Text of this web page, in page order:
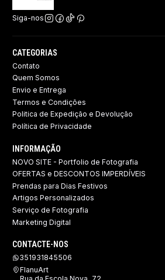
Siga-nos
CATEGORIAS
Contato
Quem Somos
Envio e Entrega
Termos e Condições
Politica de Expedição e Devolução ​
Política de Privacidade
INFORMAÇÃO
NOVO SITE - Portfolio de Fotografia
OFERTAS e DESCONTOS IMPERDÍVEIS
Prendas para Dias Festivos
Artigos Personalizados
Serviço de Fotografia
Marketing Digital
CONTACTE-NOS
351931845506
FlanuArt